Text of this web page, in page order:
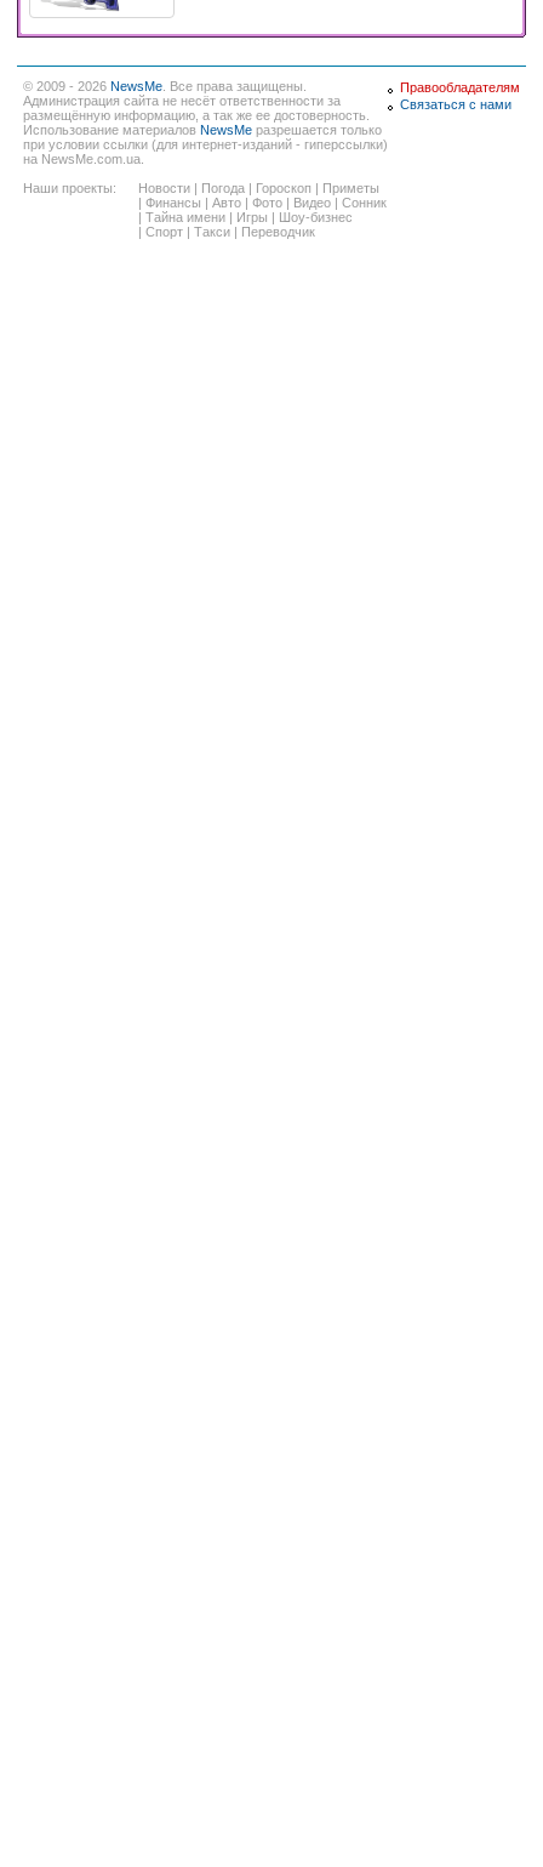
© 2009 - 2026 NewsMe . Все права защищены.
Администрация сайта не несёт ответственности за
размещённую информацию, а так же ее достоверность.
Использование материалов NewsMe разрешается только
при условии ссылки (для интернет-изданий - гиперссылки)
на NewsMe.com.ua.
Наши проекты:
Новости | Погода | Гороскоп | Приметы
| Финансы | Авто | Фото | Видео | Сонник
| Тайна имени | Игры | Шоу-бизнес
| Спорт | Такси | Переводчик
Правообладателям
Связаться с нами